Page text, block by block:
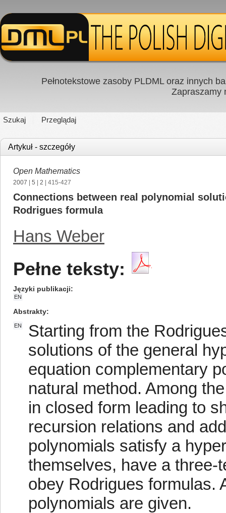
Pełnotekstowe zasoby PLDML oraz innych
Zapraszamy
Szukaj Przeglądaj
Artykuł - szczegóły
Open Mathematics
2007 5 2 | 415-427
Connections between real polynomial
Rodrigues formula
Hans Weber
Pełne teksty:
Języki publikacji
EN
Abstrakty
EN
Starting from the
solutions of the general
equation complementary
natural method. Among
in closed form leading to
recursion relations and
polynomials satisfy a
themselves, have a three-
obey Rodrigues formulas.
polynomials are given.